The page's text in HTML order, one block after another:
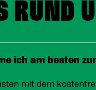
RUND
ich am besten
mit dem